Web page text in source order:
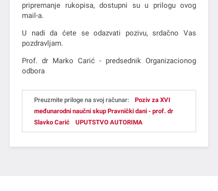
pripremanje rukopisa, dostupni su u prilogu ovog
mail-a.
U nadi da ćete se odazvati pozivu, srdačno Vas
pozdravljam.
Prof. dr Marko Carić - predsednik Organizacionog
odbora
Preuzmite priloge na svoj računar:
Poziv za XVI
međunarodni naučni skup Pravnički dani - prof. dr
Slavko Carić
UPUTSTVO AUTORIMA